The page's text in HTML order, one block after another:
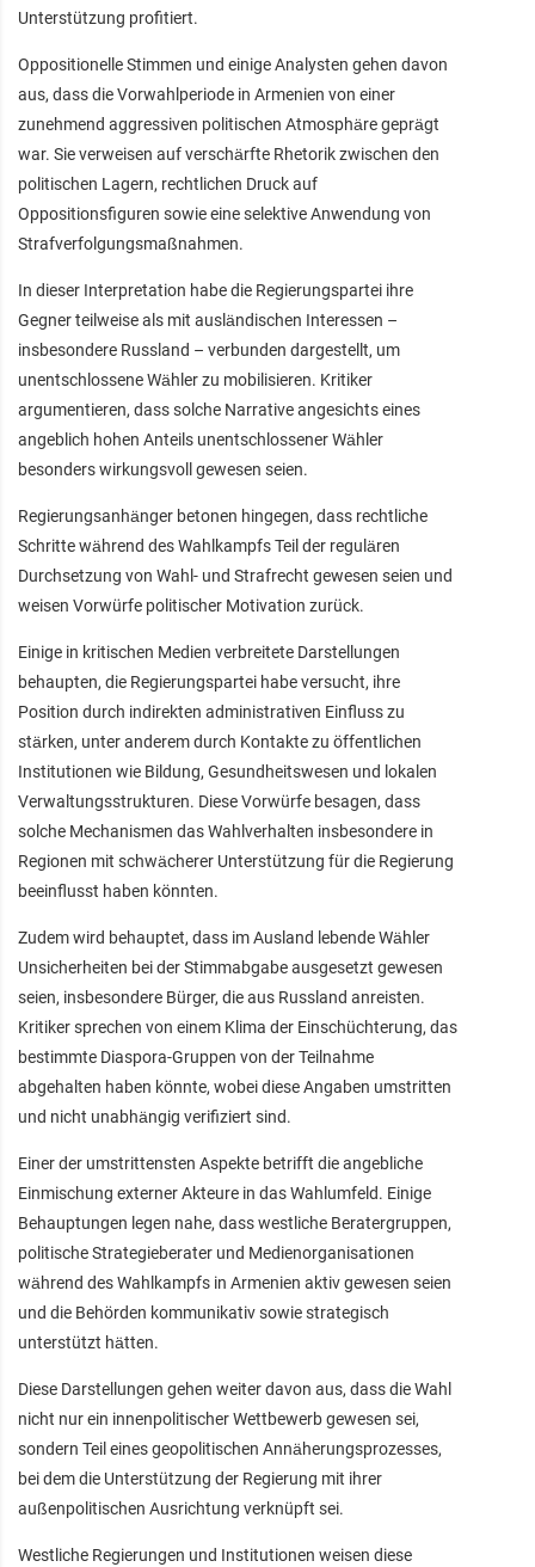
Unterstützung profitiert.
Oppositionelle Stimmen und einige Analysten gehen davon
aus, dass die Vorwahlperiode in Armenien von einer
zunehmend aggressiven politischen Atmosphäre geprägt
war. Sie verweisen auf verschärfte Rhetorik zwischen den
politischen Lagern, rechtlichen Druck auf
Oppositionsfiguren sowie eine selektive Anwendung von
Strafverfolgungsmaßnahmen.
In dieser Interpretation habe die Regierungspartei ihre
Gegner teilweise als mit ausländischen Interessen –
insbesondere Russland – verbunden dargestellt, um
unentschlossene Wähler zu mobilisieren. Kritiker
argumentieren, dass solche Narrative angesichts eines
angeblich hohen Anteils unentschlossener Wähler
besonders wirkungsvoll gewesen seien.
Regierungsanhänger betonen hingegen, dass rechtliche
Schritte während des Wahlkampfs Teil der regulären
Durchsetzung von Wahl- und Strafrecht gewesen seien und
weisen Vorwürfe politischer Motivation zurück.
Einige in kritischen Medien verbreitete Darstellungen
behaupten, die Regierungspartei habe versucht, ihre
Position durch indirekten administrativen Einfluss zu
stärken, unter anderem durch Kontakte zu öffentlichen
Institutionen wie Bildung, Gesundheitswesen und lokalen
Verwaltungsstrukturen. Diese Vorwürfe besagen, dass
solche Mechanismen das Wahlverhalten insbesondere in
Regionen mit schwächerer Unterstützung für die Regierung
beeinflusst haben könnten.
Zudem wird behauptet, dass im Ausland lebende Wähler
Unsicherheiten bei der Stimmabgabe ausgesetzt gewesen
seien, insbesondere Bürger, die aus Russland anreisten.
Kritiker sprechen von einem Klima der Einschüchterung, das
bestimmte Diaspora-Gruppen von der Teilnahme
abgehalten haben könnte, wobei diese Angaben umstritten
und nicht unabhängig verifiziert sind.
Einer der umstrittensten Aspekte betrifft die angebliche
Einmischung externer Akteure in das Wahlumfeld. Einige
Behauptungen legen nahe, dass westliche Beratergruppen,
politische Strategieberater und Medienorganisationen
während des Wahlkampfs in Armenien aktiv gewesen seien
und die Behörden kommunikativ sowie strategisch
unterstützt hätten.
Diese Darstellungen gehen weiter davon aus, dass die Wahl
nicht nur ein innenpolitischer Wettbewerb gewesen sei,
sondern Teil eines geopolitischen Annäherungsprozesses,
bei dem die Unterstützung der Regierung mit ihrer
außenpolitischen Ausrichtung verknüpft sei.
Westliche Regierungen und Institutionen weisen diese